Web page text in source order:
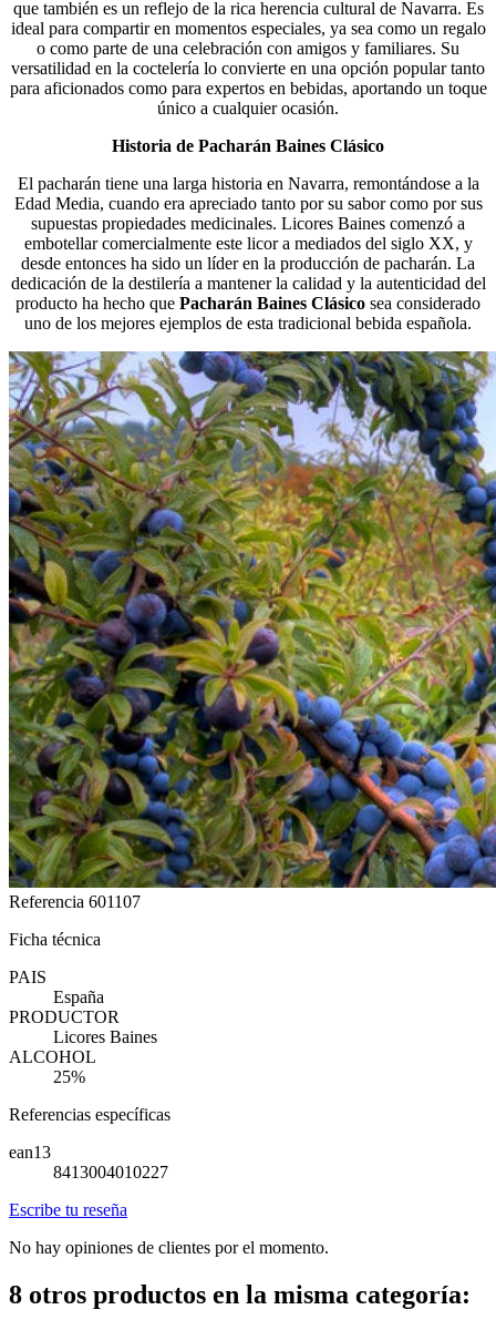
que también es un reflejo de la rica herencia cultural de Navarra. Es
ideal para compartir en momentos especiales, ya sea como un regalo
o como parte de una celebración con amigos y familiares. Su
versatilidad en la coctelería lo convierte en una opción popular tanto
para aficionados como para expertos en bebidas, aportando un toque
único a cualquier ocasión.
Historia de Pacharán Baines Clásico
El pacharán tiene una larga historia en Navarra, remontándose a la
Edad Media, cuando era apreciado tanto por su sabor como por sus
supuestas propiedades medicinales. Licores Baines comenzó a
embotellar comercialmente este licor a mediados del siglo XX, y
desde entonces ha sido un líder en la producción de pacharán. La
dedicación de la destilería a mantener la calidad y la autenticidad del
producto ha hecho que Pacharán Baines Clásico sea considerado
uno de los mejores ejemplos de esta tradicional bebida española.
Referencia 601107
Ficha técnica
PAIS
España
PRODUCTOR
Licores Baines
ALCOHOL
25%
Referencias específicas
ean13
8413004010227
Escribe tu reseña
No hay opiniones de clientes por el momento.
8 otros productos en la misma categoría: